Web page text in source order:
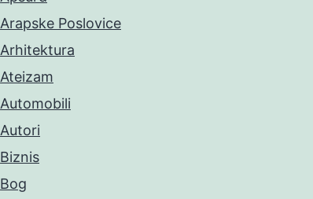
Arapske Poslovice
Arhitektura
Ateizam
Automobili
Autori
Biznis
Bog